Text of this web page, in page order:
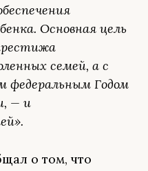
Основная цель
семей, а с
федеральным Годом
— и
о том, что